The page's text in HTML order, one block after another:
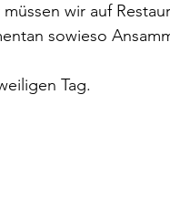
wir auf
sowieso
Tag.